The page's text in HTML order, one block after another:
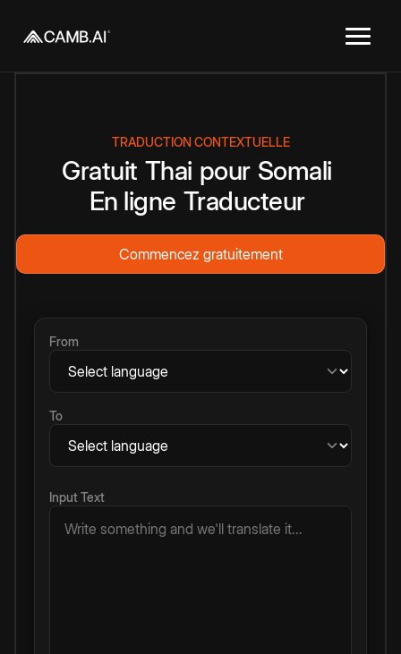
TRADUCTION CONTEXTUELLE
Gratuit Thai pour Somali
En ligne Traducteur
Commencez gratuitement
From
To
Input Text